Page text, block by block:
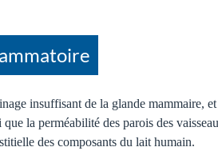
insuffisant de la glande mammaire,
la perméabilité des parois des
des composants du lait humain.